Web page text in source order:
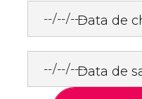
Data de
Data de